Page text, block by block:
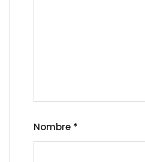
Nombre *